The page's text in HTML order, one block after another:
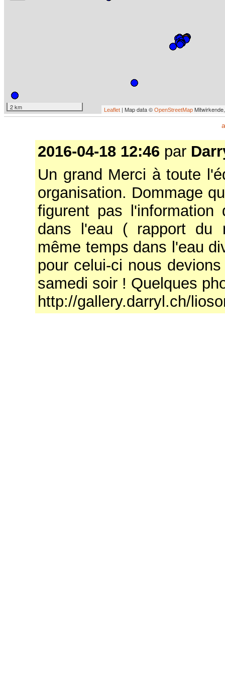
2 km Leaflet | Map data © OpenStreetMap
2016-04-18 12:46 par
Un grand Merci à toute
organisation. Dommage
figurent pas l'information
dans l'eau ( rapport du
même temps dans l'eau
pour celui-ci nous
samedi soir ! Quelques
http://gallery.darryl.ch/